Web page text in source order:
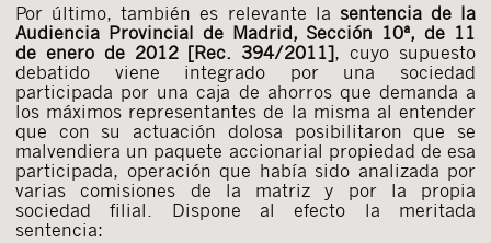
Por último, también es relevante la sentencia de la
Audiencia Provincial de Madrid, Sección 10ª, de 11
de enero de 2012 [Rec. 394/2011], cuyo supuesto
debatido viene integrado por una sociedad
participada por una caja de ahorros que demanda a
los máximos representantes de la misma al entender
que con su actuación dolosa posibilitaron que se
malvendiera un paquete accionarial propiedad de esa
participada, operación que había sido analizada por
varias comisiones de la matriz y por la propia
sociedad filial. Dispone al efecto la meritada
sentencia: